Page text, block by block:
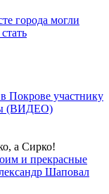
города могли
Покрове участнику
(ВИДЕО)
а Сирко!
и прекрасные
Шаповал